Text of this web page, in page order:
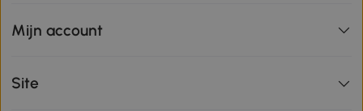
Mijn account
Site